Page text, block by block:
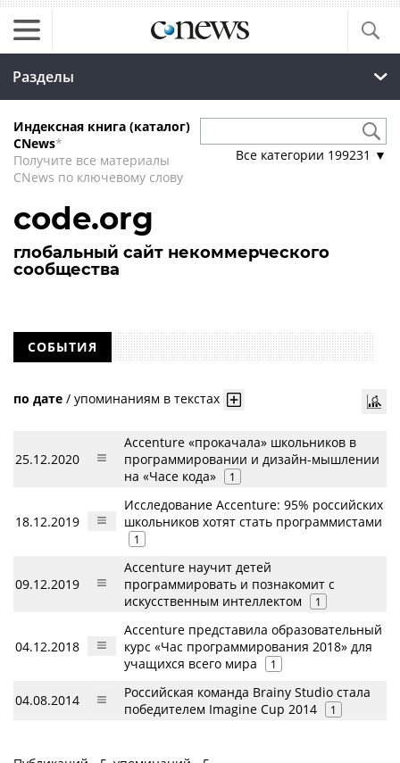
Разделы
Индексная книга (каталог)
CNews*
Получите все материалы
CNews по ключевому слову
Все категории 199231 ▼
code.org
глобальный сайт некоммерческого
сообщества
СОБЫТИЯ
по дате / упоминаниям в текстах
25.12.2020
Accenture «прокачала» школьников в
программировании и дизайн-мышлении
на «Часе кода»
1
18.12.2019
Исследование Accenture: 95% российских
школьников хотят стать программистами
1
09.12.2019
Accenture научит детей
программировать и познакомит с
искусственным интеллектом
1
04.12.2018
Accenture представила образовательный
курс «Час программирования 2018» для
учащихся всего мира
1
04.08.2014
Российская команда Brainy Studio стала
победителем Imagine Cup 2014
1